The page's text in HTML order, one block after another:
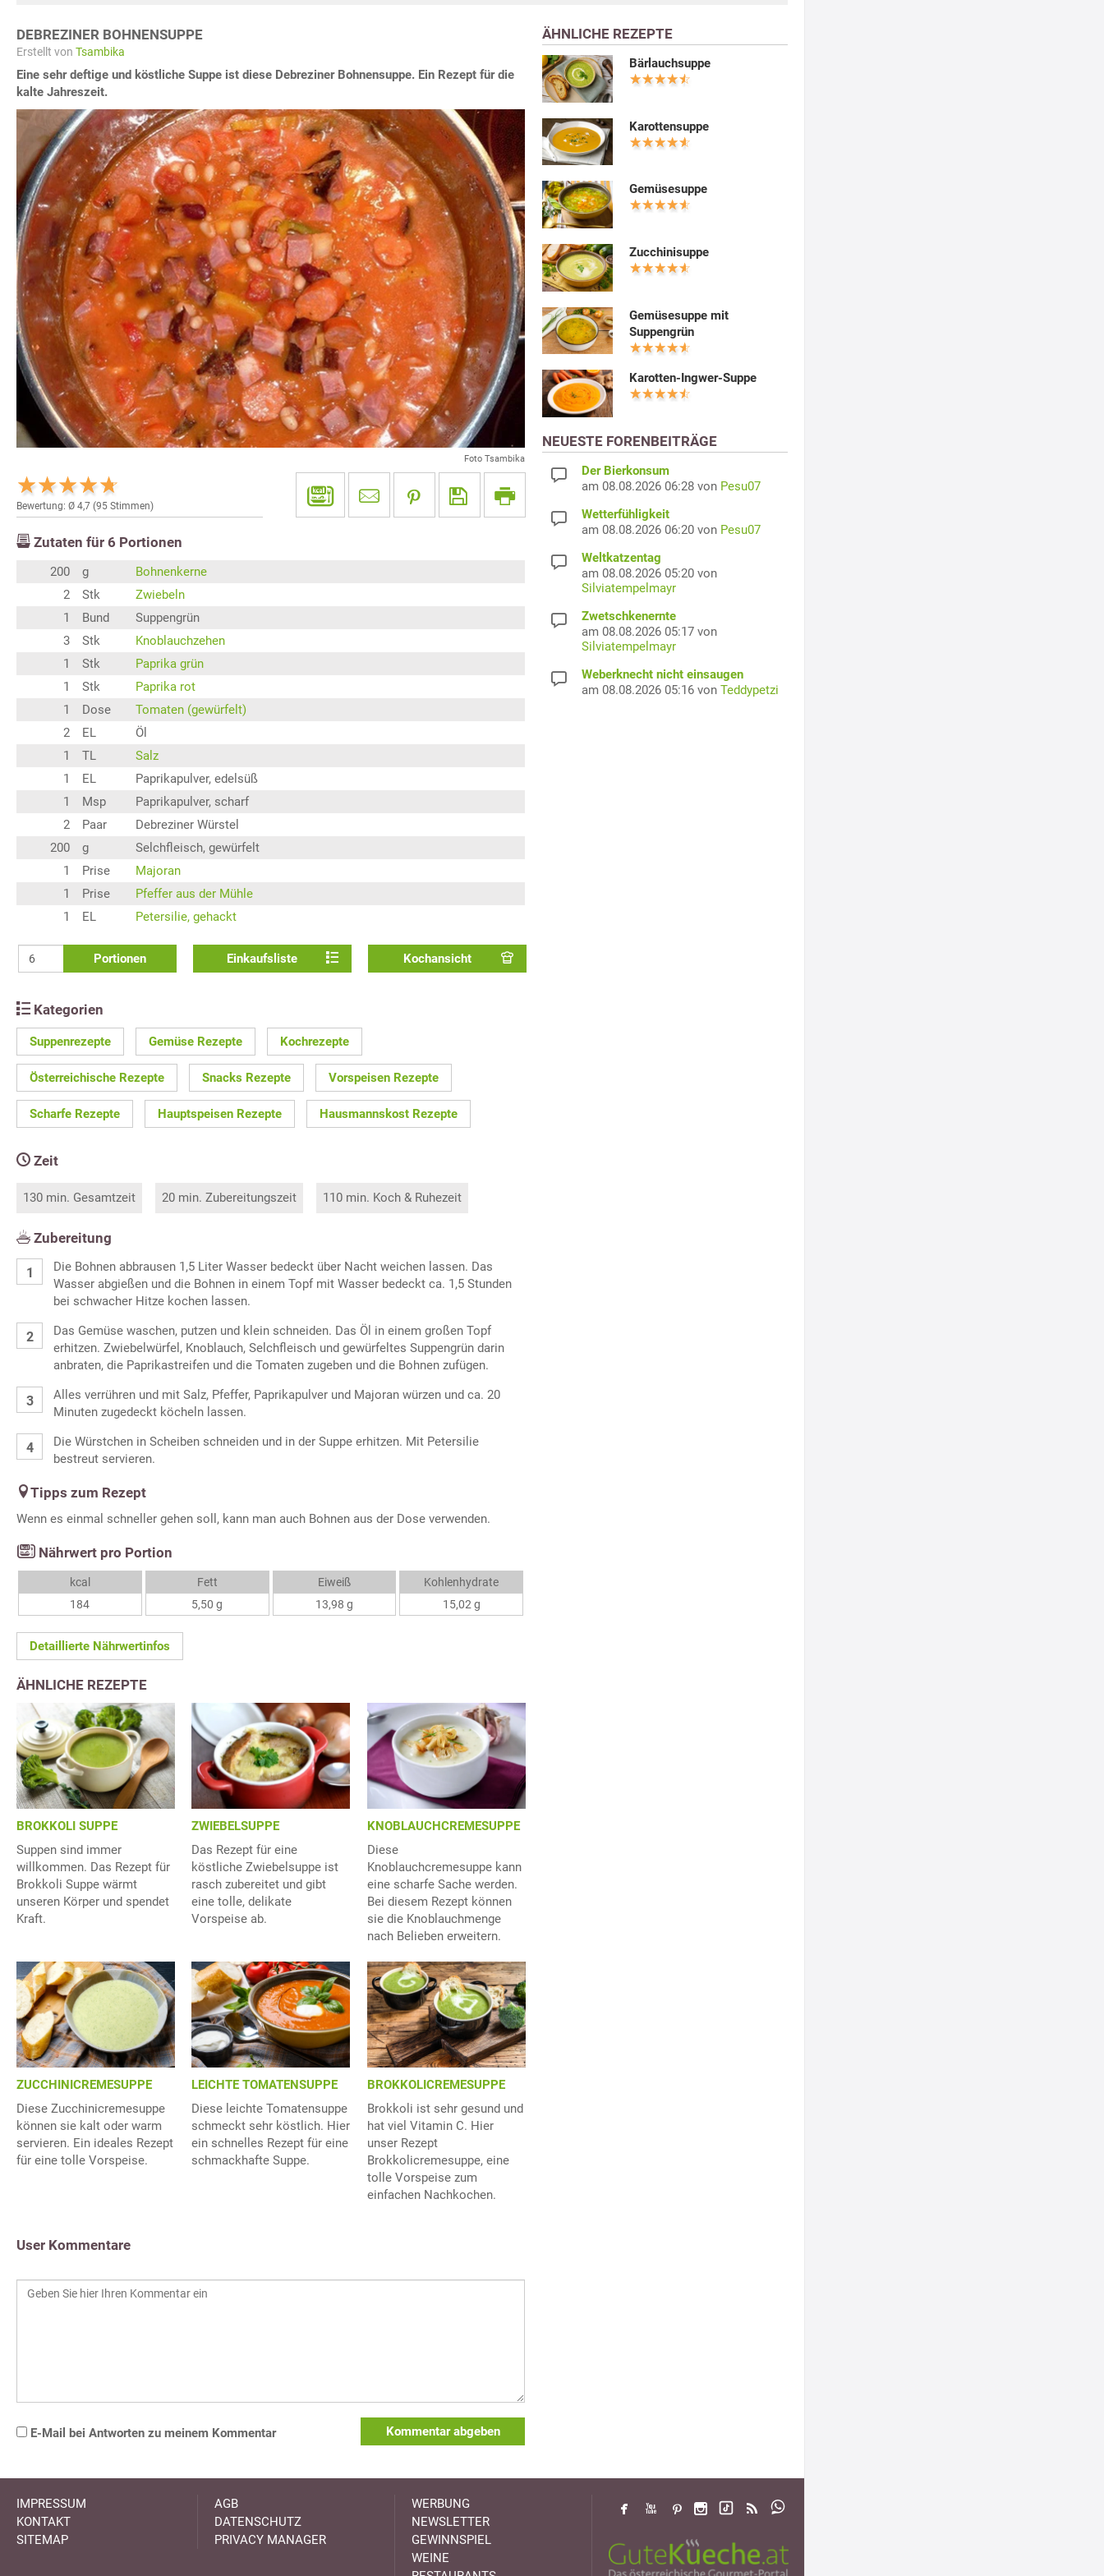
DEBREZINER BOHNENSUPPE
Erstellt von Tsambika
Eine sehr deftige und köstliche Suppe ist diese Debreziner Bohnensuppe. Ein Rezept für die
kalte Jahreszeit.
Foto Tsambika
Bewertung: Ø 4,7 (95 Stimmen)
Zutaten für 6 Portionen
200 g
Bohnenkerne
2
Stk
Zwiebeln
1
Bund
Suppengrün
3
Stk
Knoblauchzehen
1
Stk
Paprika grün
1
Stk
Paprika rot
1
Dose
Tomaten (gewürfelt)
2
EL
Öl
1
TL
Salz
1
EL
Paprikapulver, edelsüß
1
Msp
Paprikapulver, scharf
2
Paar
Debreziner Würstel
200
g
Selchfleisch, gewürfelt
1
Prise
Majoran
1
Prise
Pfeffer aus der Mühle
1
EL Petersilie, gehackt
Portionen Einkaufsliste Kochansicht
Kategorien
Suppenrezepte Gemüse Rezepte Kochrezepte
Österreichische Rezepte Snacks Rezepte Vorspeisen Rezepte
Scharfe Rezepte Hauptspeisen Rezepte Hausmannskost Rezepte
Zeit
130 min. Gesamtzeit 20 min. Zubereitungszeit 110 min. Koch & Ruhezeit
Zubereitung
Die Bohnen abbrausen 1,5 Liter Wasser bedeckt über Nacht weichen lassen. Das
Wasser abgießen und die Bohnen in einem Topf mit Wasser bedeckt ca. 1,5 Stunden
bei schwacher Hitze kochen lassen.
Das Gemüse waschen, putzen und klein schneiden. Das Öl in einem großen Topf
erhitzen. Zwiebelwürfel, Knoblauch, Selchfleisch und gewürfeltes Suppengrün darin
anbraten, die Paprikastreifen und die Tomaten zugeben und die Bohnen zufügen.
Alles verrühren und mit Salz, Pfeffer, Paprikapulver und Majoran würzen und ca. 20
Minuten zugedeckt köcheln lassen.
Die Würstchen in Scheiben schneiden und in der Suppe erhitzen. Mit Petersilie
bestreut servieren.
Tipps zum Rezept
Wenn es einmal schneller gehen soll, kann man auch Bohnen aus der Dose verwenden.
Nährwert pro Portion
kcal
184
Fett
5,50 g
Eiweiß
13,98 g
Kohlenhydrate
15,02 g
Detaillierte Nährwertinfos
ÄHNLICHE REZEPTE
BROKKOLI SUPPE
Suppen sind immer
willkommen. Das Rezept für
Brokkoli Suppe wärmt
unseren Körper und spendet
Kraft.
ZWIEBELSUPPE
Das Rezept für eine
köstliche Zwiebelsuppe ist
rasch zubereitet und gibt
eine tolle, delikate
Vorspeise ab.
KNOBLAUCHCREMESUPPE
Diese
Knoblauchcremesuppe kann
eine scharfe Sache werden.
Bei diesem Rezept können
sie die Knoblauchmenge
nach Belieben erweitern.
ZUCCHINICREMESUPPE
Diese Zucchinicremesuppe
können sie kalt oder warm
servieren. Ein ideales Rezept
für eine tolle Vorspeise.
LEICHTE TOMATENSUPPE
Diese leichte Tomatensuppe
schmeckt sehr köstlich. Hier
ein schnelles Rezept für eine
schmackhafte Suppe.
BROKKOLICREMESUPPE
Brokkoli ist sehr gesund und
hat viel Vitamin C. Hier
unser Rezept
Brokkolicremesuppe, eine
tolle Vorspeise zum
einfachen Nachkochen.
User Kommentare
E-Mail bei Antworten zu meinem Kommentar Kommentar abgeben
ÄHNLICHE REZEPTE
Bärlauchsuppe
Karottensuppe
Gemüsesuppe
Zucchinisuppe
Gemüsesuppe mit
Suppengrün
Karotten-Ingwer-Suppe
NEUESTE FORENBEITRÄGE
Der Bierkonsum
am 08.08.2026 06:28 von Pesu07
Wetterfühligkeit
am 08.08.2026 06:20 von Pesu07
Weltkatzentag
am 08.08.2026 05:20 von
Silviatempelmayr
Zwetschkenernte
am 08.08.2026 05:17 von
Silviatempelmayr
Weberknecht nicht einsaugen
am 08.08.2026 05:16 von Teddypetzi
IMPRESSUM
KONTAKT
SITEMAP
AGB
DATENSCHUTZ
PRIVACY MANAGER
WERBUNG
NEWSLETTER
GEWINNSPIEL
WEINE